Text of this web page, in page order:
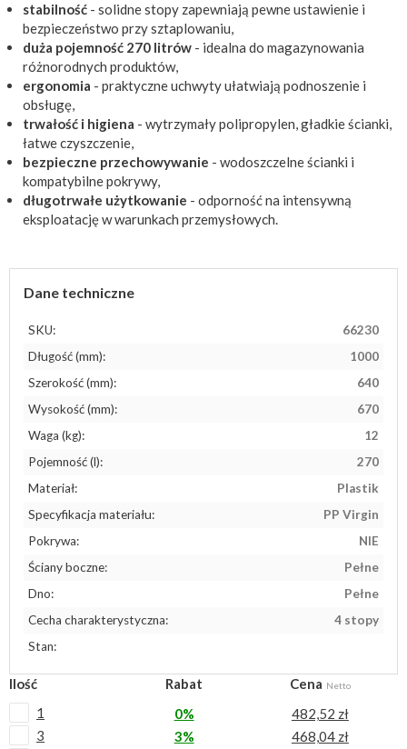
stabilność - solidne stopy zapewniają pewne ustawienie i
bezpieczeństwo przy sztaplowaniu,
duża pojemność 270 litrów - idealna do magazynowania
różnorodnych produktów,
ergonomia - praktyczne uchwyty ułatwiają podnoszenie i
obsługę,
trwałość i higiena - wytrzymały polipropylen, gładkie ścianki,
łatwe czyszczenie,
bezpieczne przechowywanie - wodoszczelne ścianki i
kompatybilne pokrywy,
długotrwałe użytkowanie - odporność na intensywną
eksploatację w warunkach przemysłowych.
Dane techniczne
SKU:
66230
Długość (mm):
1000
Szerokość (mm):
640
Wysokość (mm):
670
Waga (kg):
12
Pojemność (l):
270
Materiał:
Plastik
Specyfikacja materiału:
PP Virgin
Pokrywa:
NIE
Ściany boczne:
Pełne
Dno:
Pełne
Cecha charakterystyczna:
4 stopy
Stan:
Ilość Rabat Cena Netto
1 0%
482,52 zł
3
3%
468,04 zł